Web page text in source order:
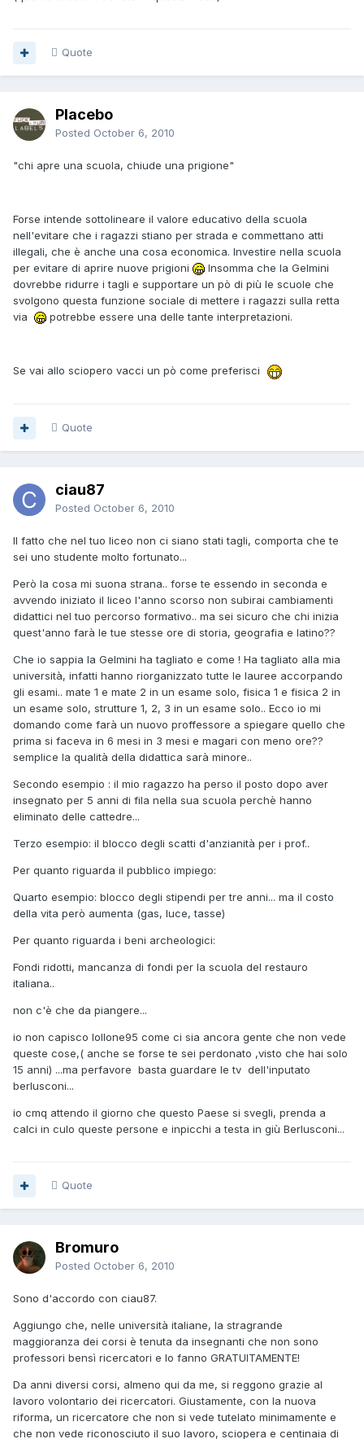
Quote
Placebo
Posted October 6, 2010
"chi apre una scuola, chiude una prigione"
Forse intende sottolineare il valore educativo della scuola
nell'evitare che i ragazzi stiano per strada e commettano atti
illegali, che è anche una cosa economica. Investire nella scuola
per evitare di aprire nuove prigioni
Insomma che la Gelmini
dovrebbe ridurre i tagli e supportare un pò di più le scuole che
svolgono questa funzione sociale di mettere i ragazzi sulla retta
via
potrebbe essere una delle tante interpretazioni.
Se vai allo sciopero vacci un pò come preferisci
Quote
ciau87
Posted October 6, 2010
Il fatto che nel tuo liceo non ci siano stati tagli, comporta che te
sei uno studente molto fortunato...
Però la cosa mi suona strana.. forse te essendo in seconda e
avvendo iniziato il liceo l'anno scorso non subirai cambiamenti
didattici nel tuo percorso formativo.. ma sei sicuro che chi inizia
quest'anno farà le tue stesse ore di storia, geografia e latino??
Che io sappia la Gelmini ha tagliato e come ! Ha tagliato alla mia
università, infatti hanno riorganizzato tutte le lauree accorpando
gli esami.. mate 1 e mate 2 in un esame solo, fisica 1 e fisica 2 in
un esame solo, strutture 1, 2, 3 in un esame solo.. Ecco io mi
domando come farà un nuovo proffessore a spiegare quello che
prima si faceva in 6 mesi in 3 mesi e magari con meno ore??
semplice la qualità della didattica sarà minore..
Secondo esempio : il mio ragazzo ha perso il posto dopo aver
insegnato per 5 anni di fila nella sua scuola perchè hanno
eliminato delle cattedre...
Terzo esempio: il blocco degli scatti d'anzianità per i prof..
Per quanto riguarda il pubblico impiego:
Quarto esempio: blocco degli stipendi per tre anni... ma il costo
della vita però aumenta (gas, luce, tasse)
Per quanto riguarda i beni archeologici:
Fondi ridotti, mancanza di fondi per la scuola del restauro
italiana..
non c'è che da piangere...
io non capisco lollone95 come ci sia ancora gente che non vede
queste cose,( anche se forse te sei perdonato ,visto che hai solo
15 anni) ...ma perfavore basta guardare le tv dell'inputato
berlusconi...
io cmq attendo il giorno che questo Paese si svegli, prenda a
calci in culo queste persone e inpicchi a testa in giù Berlusconi...
Quote
Bromuro
Posted October 6, 2010
Sono d'accordo con ciau87.
Aggiungo che, nelle università italiane, la stragrande
maggioranza dei corsi è tenuta da insegnanti che non sono
professori bensì ricercatori e lo fanno GRATUITAMENTE!
Da anni diversi corsi, almeno qui da me, si reggono grazie al
lavoro volontario dei ricercatori. Giustamente, con la nuova
riforma, un ricercatore che non si vede tutelato minimamente e
che non vede riconosciuto il suo lavoro, sciopera e centinaia di